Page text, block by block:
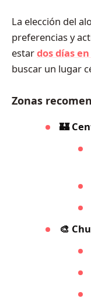
La elección del
preferencias y
estardos días
buscar un lugar
Zonas
🏰
🎨